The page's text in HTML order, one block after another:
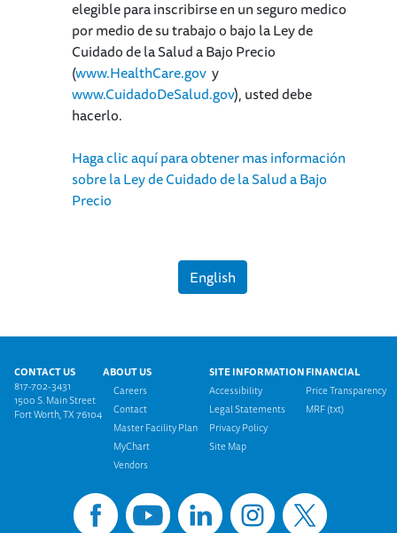
elegible para inscribirse en un seguro medico
por medio de su trabajo o bajo la Ley de
Cuidado de la Salud a Bajo Precio
(www.HealthCare.gov y
www.CuidadoDeSalud.gov), usted debe
hacerlo.
Haga clic aquí para obtener mas información
sobre la Ley de Cuidado de la Salud a Bajo
Precio
English
Footer menu
CONTACT US
817-702-3431
1500 S. Main Street
Fort Worth, TX 76104
ABOUT US
Careers
Contact
Master Facility Plan
MyChart
Vendors
SITE INFORMATION
Accessibility
Legal Statements
Privacy Policy
Site Map
FINANCIAL
Price Transparency
MRF (txt)